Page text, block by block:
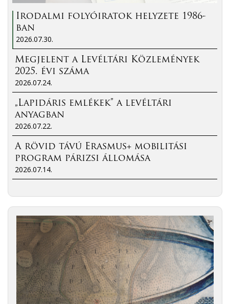
Irodalmi folyóiratok helyzete 1986-
ban
2026.07.30.
Megjelent a Levéltári Közlemények
2025. évi száma
2026.07.24.
„Lapidáris emlékek” a levéltári
anyagban
2026.07.22.
A rövid távú Erasmus+ mobilitási
program párizsi állomása
2026.07.14.